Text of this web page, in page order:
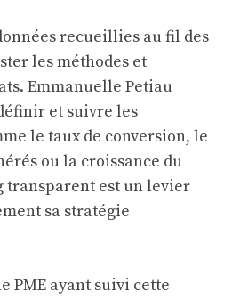
recueillies au fil des
les méthodes et
Emmanuelle Petiau
et suivre les
le taux de conversion, le
ou la croissance du
transparent est un levier
sa stratégie
PME ayant suivi cette